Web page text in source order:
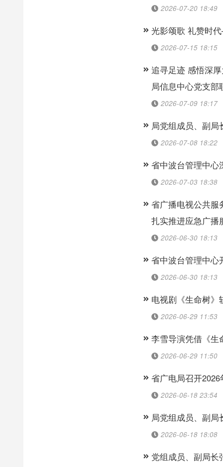
2026-07-20 18:49
光影颂歌 礼赞时
2026-07-15 18:15
追寻足迹 感悟深
局信息中心党支
2026-07-09 18:17
局党组成员、副
2026-07-08 18:22
省中波台管理中心
2026-07-03 18:38
省广播电视公共服
扎实推进应急广播
2026-06-30 18:13
省中波台管理中心
2026-06-30 18:13
电视剧《生命树》
2026-06-29 11:53
李雪导演凭借《生
2026-06-29 11:50
省广电局召开
2026-06-18 23:54
局党组成员、副
2026-06-18 18:08
党组成员、副局